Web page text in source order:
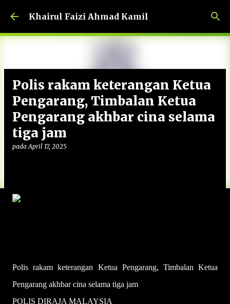
Langkau ke kandungan utama
Khairul Faizi Ahmad Kamil
Polis rakam keterangan Ketua
Pengarang, Timbalan Ketua
Pengarang akhbar cina selama
tiga jam
padaApril 17, 2025
Polis rakam keterangan Ketua Pengarang, Timbalan Ketua
Pengarang akhbar cina selama tiga jam
POLIS DIRAJA MALAYSIA